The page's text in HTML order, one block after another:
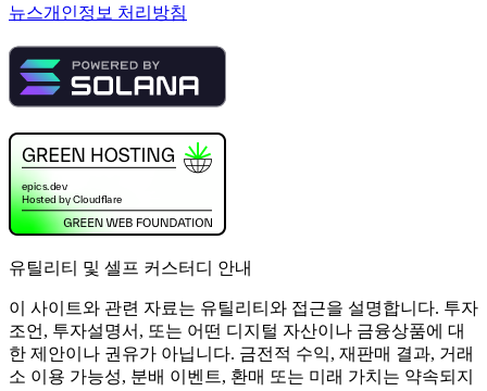
뉴스개인정보 처리방침
유틸리티 및 셀프 커스터디 안내
이 사이트와 관련 자료는 유틸리티와 접근을 설명합니다. 투자
조언, 투자설명서, 또는 어떤 디지털 자산이나 금융상품에 대
한 제안이나 권유가 아닙니다. 금전적 수익, 재판매 결과, 거래
소 이용 가능성, 분배 이벤트, 환매 또는 미래 가치는 약속되지